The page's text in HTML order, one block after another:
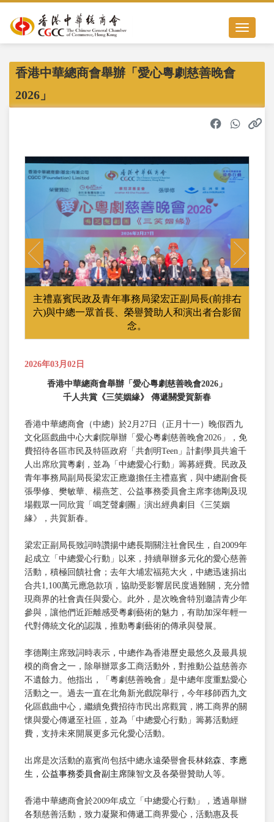
Toggle
香港中華總商會舉辦「愛心粵劇慈善晚會
2026」
主禮嘉賓民政及青年事務局梁宏正副局長(前排右
六)與中總一眾首長、榮譽贊助人和演出者合影留
念。
Previous Next
2026年03月02日
香港中華總商會舉辦「愛心粵劇慈善晚會2026 」
千人共賞《三笑姻緣》 傳遞關愛賀新春
香港中華總商會（中總）於2月27日（正月十一）晚假西九
文化區戲曲中心大劇院舉辦「愛心粵劇慈善晚會2026」，免
費招待各區市民及特區政府「共創明Teen」計劃學員共逾千
人出席欣賞粵劇，並為「中總愛心行動」籌募經費。民政及
青年事務局副局長梁宏正應邀擔任主禮嘉賓，與中總副會長
張學修、樊敏華、楊燕芝、公益事務委員會主席李德剛及現
場觀眾一同欣賞「鳴芝聲劇團」演出經典劇目《三笑姻
緣》，共賀新春。
梁宏正副局長致詞時讚揚中總長期關注社會民生，自2009年
起成立「中總愛心行動」以來，持續舉辦多元化的愛心慈善
活動，積極回饋社會；去年大埔宏福苑大火，中總迅速捐出
合共1,100萬元應急款項，協助受影響居民度過難關，充分體
現商界的社會責任與愛心。此外，是次晚會特別邀請青少年
參與，讓他們近距離感受粵劇藝術的魅力，有助加深年輕一
代對傳統文化的認識，推動粵劇藝術的傳承與發展。
李德剛主席致詞時表示，中總作為香港歷史最悠久及最具規
模的商會之一，除舉辦眾多工商活動外，對推動公益慈善亦
不遺餘力。他指出，「粵劇慈善晚會」是中總年度重點愛心
活動之一。過去一直在北角新光戲院舉行，今年移師西九文
化區戲曲中心，繼續免費招待市民出席觀賞，將工商界的關
懷與愛心傳遞至社區，並為「中總愛心行動」籌募活動經
費，支持未來開展更多元化愛心活動。
出席是次活動的嘉賓尚包括中總永遠榮譽會長林銘森、李應
生，公益事務委員會副主席陳智文及各榮譽贊助人等。
香港中華總商會於2009年成立「中總愛心行動」，透過舉辦
各類慈善活動，致力凝聚和傳遞工商界愛心，活動惠及長